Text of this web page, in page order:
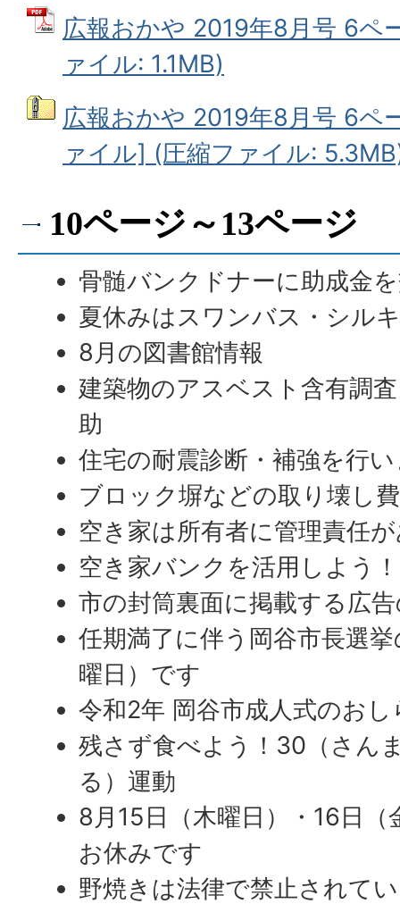
広報おかや 2019年8月号 6ペ
ァイル: 1.1MB)
広報おかや 2019年8月号 6ペ
ァイル] (圧縮ファイル:
10ページ～13ページ
骨髄バンクドナーに助成金
夏休みはスワンバス・シル
8月の図書館情報
建築物のアスベスト含有調
助
住宅の耐震診断・補強を行
ブロック塀などの取り壊し
空き家は所有者に管理責任
空き家バンクを活用しよう！
市の封筒裏面に掲載する広
任期満了に伴う岡谷市長選
曜日）です
令和2年 岡谷市成人式のおし
残さず食べよう！30（さん
る）運動
8月15日（木曜日）・16日
お休みです
野焼きは法律で禁止されて